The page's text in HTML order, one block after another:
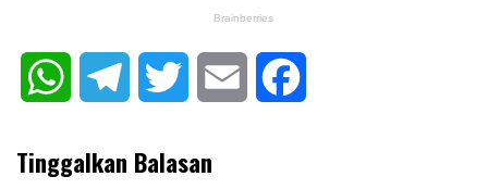
WhatsAppTelegram Twitter Email
Tinggalkan Balasan